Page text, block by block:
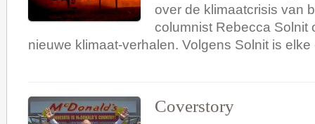
over de klimaatcrisis van
columnist Rebecca Solnit
nieuwe klimaat-verhalen. Volgens Solnit is
Coverstory